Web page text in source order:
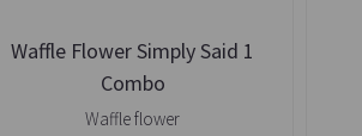
Waffle Flower Simply Said 1
Combo
Waffle flower